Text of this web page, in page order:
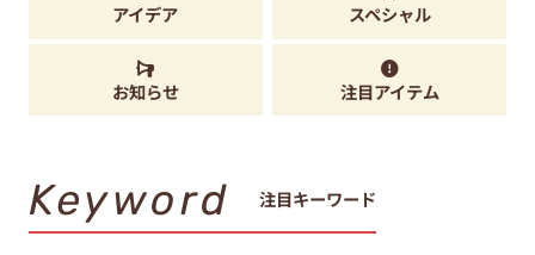
アイデア スペシャル
お知らせ 注目アイテム
Keyword 注目キーワード